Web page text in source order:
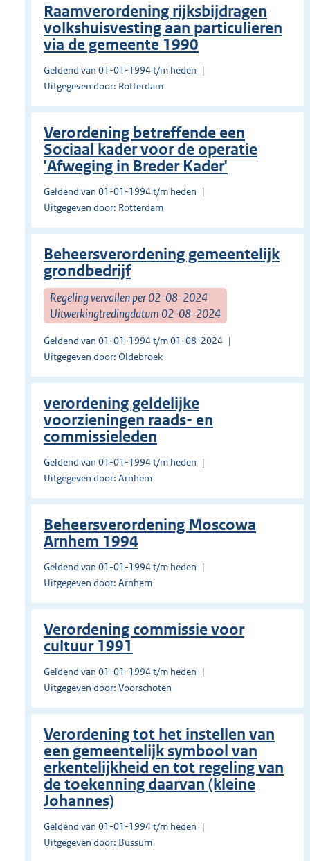
Raamverordening rijksbijdragen
volkshuisvesting aan particulieren
via de gemeente 1990
Geldend van 01-01-1994 t/m heden
Uitgegeven door: Rotterdam
Verordening betreffende een
Sociaal kader voor de operatie
'Afweging in Breder Kader'
Geldend van 01-01-1994 t/m heden
Uitgegeven door: Rotterdam
Beheersverordening gemeentelijk
grondbedrijf
Regeling vervallen per 02-08-2024
Uitwerkingtredingdatum 02-08-2024
Geldend van 01-01-1994 t/m 01-08-2024
Uitgegeven door: Oldebroek
verordening geldelijke
voorzieningen raads- en
commissieleden
Geldend van 01-01-1994 t/m heden
Uitgegeven door: Arnhem
Beheersverordening Moscowa
Arnhem 1994
Geldend van 01-01-1994 t/m heden
Uitgegeven door: Arnhem
Verordening commissie voor
cultuur 1991
Geldend van 01-01-1994 t/m heden
Uitgegeven door: Voorschoten
Verordening tot het instellen van
een gemeentelijk symbool van
erkentelijkheid en tot regeling van
de toekenning daarvan (kleine
Johannes)
Geldend van 01-01-1994 t/m heden
Uitgegeven door: Bussum